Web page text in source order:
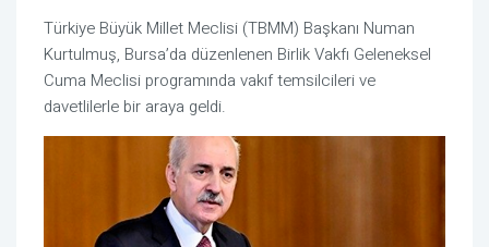
Türkiye Büyük Millet Meclisi (TBMM) Başkanı Numan
Kurtulmuş, Bursa’da düzenlenen Birlik Vakfı Geleneksel
Cuma Meclisi programında vakıf temsilcileri ve
davetlilerle bir araya geldi.